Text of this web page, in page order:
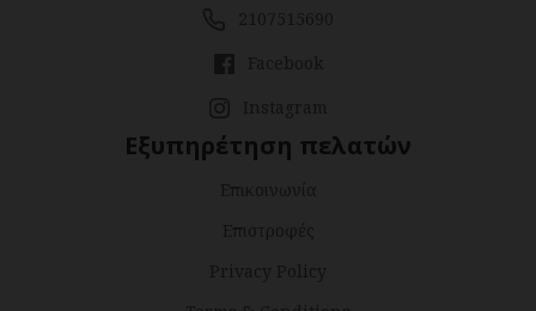
Εξυπηρέτηση πελατών